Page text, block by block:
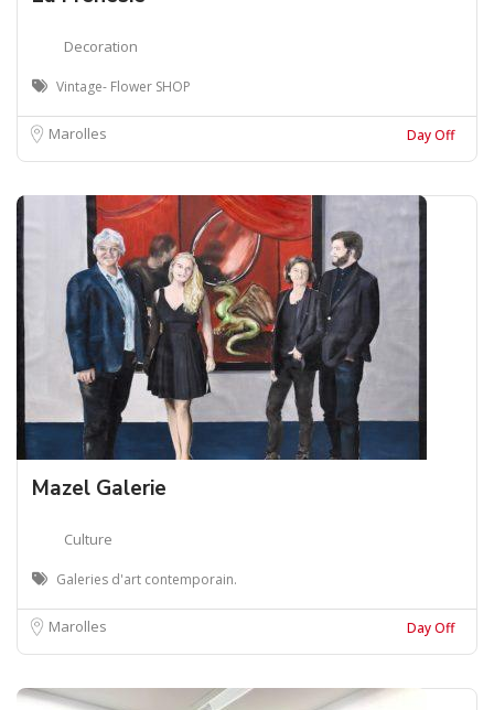
Decoration
Vintage- Flower SHOP
Marolles Day Off
Mazel Galerie
Culture
Galeries d'art contemporain.
Marolles Day Off